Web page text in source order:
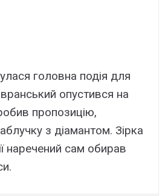
головна подія для
опустився на
пропозицію,
з діамантом. Зірка
наречений сам обирав